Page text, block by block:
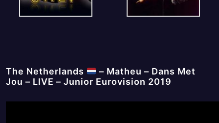
The Netherlands
– Matheu – Dans Met
Jou – LIVE – Junior Eurovision 2019